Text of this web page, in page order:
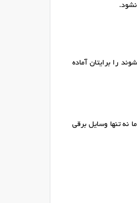
را برایتان آماده
نه تنها وسایل برقی